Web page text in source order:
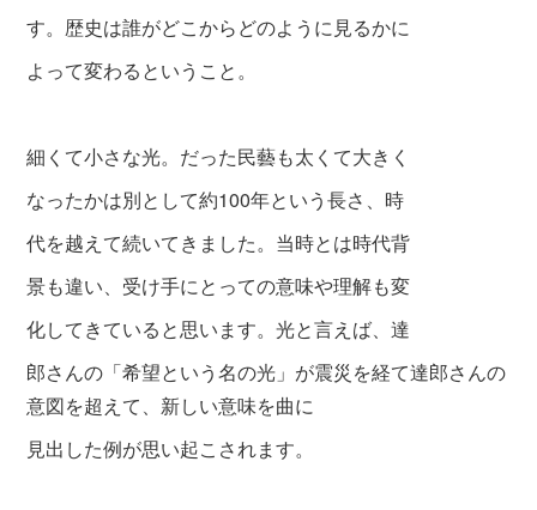
す。歴史は誰がどこからどのように見るかに
よって変わるということ。
細くて小さな光。だった民藝も太くて大きく
なったかは別として約100年という長さ、時
代を越えて続いてきました。当時とは時代背
景も違い、受け手にとっての意味や理解も変
化してきていると思います。光と言えば、達
郎さんの「希望という名の光」が震災を経て達郎さんの
意図を超えて、新しい意味を曲に
見出した例が思い起こされます。